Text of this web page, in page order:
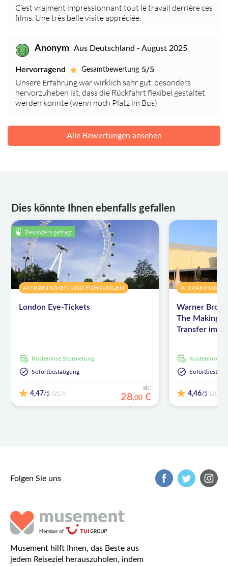
C’est vraiment impressionnant tout le travail derrière ces
films. Une très belle visite appréciée.
Anonym Aus Deutschland - August 2025
Hervorragend Gesamtbewertung 5/5
Unsere Erfahrung war wirklich sehr gut, besonders
hervorzuheben ist, dass die Rückfahrt flexibel gestaltet
werden konnte (wenn noch Platz im Bus)
Alle Bewertungen ansehen
Dies könnte Ihnen ebenfalls gefallen
Besonders gefragt
ATTRAKTIONEN UND FÜHRUNGEN
London Eye-Tickets
kostenlose Stornierung
Sofortbestätigung
4,47/5 (257)
ab:
28,00 €
Warner Bros.
The Making
Transfer im
kostenlose
4,46/5 (202)
Folgen Sie uns
Musement hilft Ihnen, das Beste aus
jedem Reiseziel herauszuholen, indem